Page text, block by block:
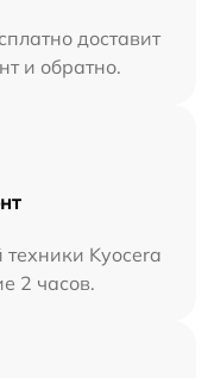
доставит
и обратно.
Kyocera
2 часов.